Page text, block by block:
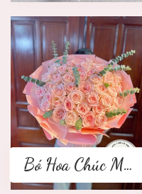
Bó Hoa Chúc Mừng